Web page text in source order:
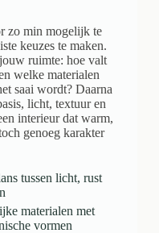
zo min mogelijk te
keuzes te maken.
ruimte: hoe valt
welke materialen
saai wordt? Daarna
licht, textuur en
interieur dat warm,
genoeg karakter
tussen licht, rust
materialen met
vormen